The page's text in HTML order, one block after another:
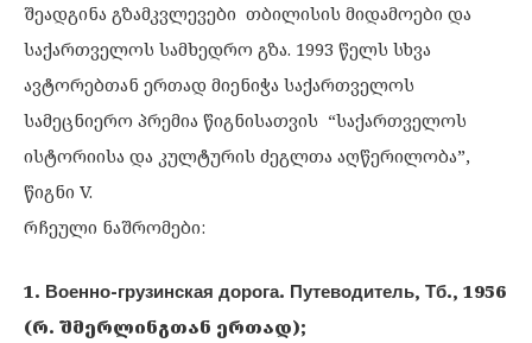
შეადგინა გზამკვლევები თბილისის მიდამოები და
საქართველოს სამხედრო გზა. 1993 წელს სხვა
ავტორებთან ერთად მიენიჭა საქართველოს
სამეცნიერო პრემია წიგნისათვის “საქართველოს
ისტორიისა და კულტურის ძეგლთა აღწერილობა”,
წიგნი V.
რჩეული ნაშრომები:
1. Военно-грузинская дорога. Путеводитель, Тб., 1956
(რ. შმერლინგთან ერთად);